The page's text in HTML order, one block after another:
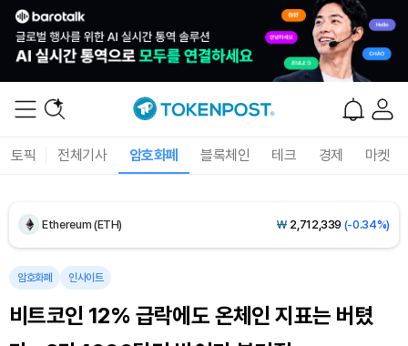
토픽 전체기사 암호화폐 블록체인 테크 경제 마켓
Ethereum (ETH) ₩ 2,712,339 (-0.34%)
Tether USDt (USDT)
BNB (BNB) ₩836,766(-1.36%)
암호화폐 인사이트
비트코인 12% 급락에도 온체인 지표는 버텼